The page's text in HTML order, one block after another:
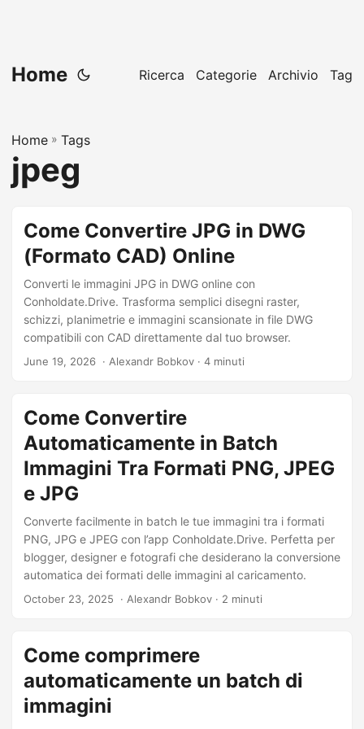
Home Ricerca Categorie Archivio Tag
Home » Tags
jpeg
Come Convertire JPG in DWG
(Formato CAD) Online
Converti le immagini JPG in DWG online con
Conholdate.Drive. Trasforma semplici disegni raster,
schizzi, planimetrie e immagini scansionate in file DWG
compatibili con CAD direttamente dal tuo browser.
June 19, 2026 ‎ · Alexandr Bobkov · 4 minuti
Come Convertire
Automaticamente in Batch
Immagini Tra Formati PNG, JPEG
e JPG
Converte facilmente in batch le tue immagini tra i formati
PNG, JPG e JPEG con l’app Conholdate.Drive. Perfetta per
blogger, designer e fotografi che desiderano la conversione
automatica dei formati delle immagini al caricamento.
October 23, 2025 ‎ · Alexandr Bobkov · 2 minuti
Come comprimere
automaticamente un batch di
immagini